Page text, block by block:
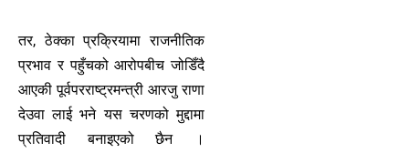
तर, ठेक्का प्रक्रियामा राजनीतिक
प्रभाव र पहुँचको आरोपबीच जोडिँदै
आएकी पूर्वपरराष्ट्रमन्त्री आरजु राणा
देउवा लाई भने यस चरणको मुद्दामा
प्रतिवादी बनाइएको छैन ।